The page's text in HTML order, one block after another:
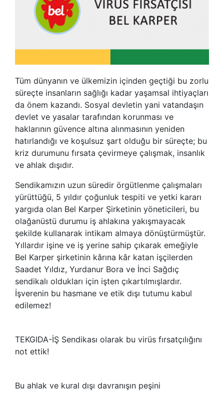
Tüm dünyanın ve ülkemizin içinden geçtiği bu zorlu
süreçte insanların sağlığı kadar yaşamsal ihtiyaçları
da önem kazandı. Sosyal devletin yani vatandaşın
devlet ve yasalar tarafından korunması ve
haklarının güvence altına alınmasının yeniden
hatırlandığı ve koşulsuz şart olduğu bir süreçte; bu
kriz durumunu fırsata çevirmeye çalışmak, insanlık
ve ahlak dışıdır.
Sendikamızın uzun süredir örgütlenme çalışmaları
yürüttüğü, 5 yıldır çoğunluk tespiti ve yetki kararı
yargıda olan Bel Karper Şirketinin yöneticileri, bu
olağanüstü durumu iş ahlakına yakışmayacak
şekilde kullanarak intikam almaya dönüştürmüştür.
Yıllardır işine ve iş yerine sahip çıkarak emeğiyle
Bel Karper şirketinin kârına kâr katan işçilerden
Saadet Yıldız, Yurdanur Bora ve İnci Sağdıç
sendikalı oldukları için işten çıkartılmışlardır.
İşverenin bu hasmane ve etik dışı tutumu kabul
edilemez!
TEKGIDA-İŞ Sendikası olarak bu virüs fırsatçılığını
not ettik!
Bu ahlak ve kural dışı davranışın peşini